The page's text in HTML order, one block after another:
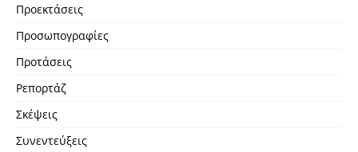
Προεκτάσεις
Προσωπογραφίες
Προτάσεις
Ρεπορτάζ
Σκέψεις
Συνεντεύξεις